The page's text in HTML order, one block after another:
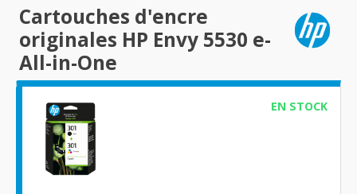
Cartouches d'encre
originales HP Envy 5530 e-
All-in-One
EN STOCK